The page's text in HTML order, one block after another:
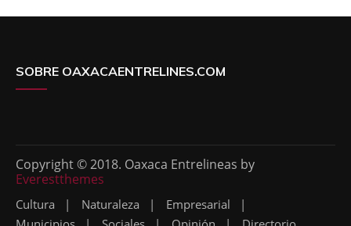
SOBRE OAXACAENTRELINES.COM
Copyright © 2018. Oaxaca Entrelineas by
Everestthemes
Cultura Naturaleza
Empresarial